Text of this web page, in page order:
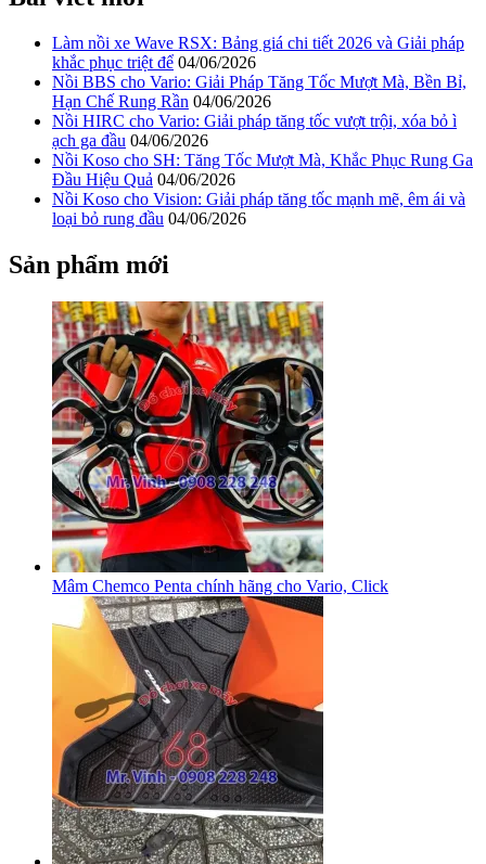
Làm nồi xe Wave RSX: Bảng giá chi tiết 2026 và Giải pháp
khắc phục triệt để 04/06/2026
Nồi BBS cho Vario: Giải Pháp Tăng Tốc Mượt Mà, Bền Bỉ,
Hạn Chế Rung Rần 04/06/2026
Nồi HIRC cho Vario: Giải pháp tăng tốc vượt trội, xóa bỏ ì
ạch ga đầu 04/06/2026
Nồi Koso cho SH: Tăng Tốc Mượt Mà, Khắc Phục Rung Ga
Đầu Hiệu Quả 04/06/2026
Nồi Koso cho Vision: Giải pháp tăng tốc mạnh mẽ, êm ái và
loại bỏ rung đầu 04/06/2026
Sản phẩm mới
Mâm Chemco Penta chính hãng cho Vario, Click